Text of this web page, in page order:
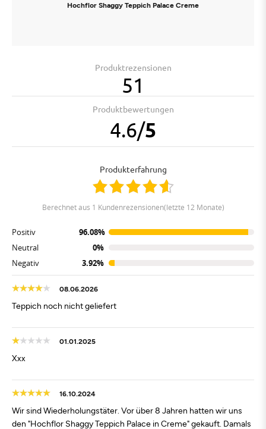
Hochflor Shaggy Teppich Palace Creme
Produktrezensionen
51
Produktbewertungen
4.6/5
Produkterfahrung
berechnet aus 1 Kundenrezensionen(letzte 12 Monate)
Positiv
96.08%
Neutral
0%
Negativ
3.92%
08.06.2026
Teppich noch nicht geliefert
01.01.2025
Xxx
16.10.2024
Wir sind Wiederholungstäter. Vor über 8 Jahren hatten wir uns
den "Hochflor Shaggy Teppich Palace in Creme" gekauft. Damals